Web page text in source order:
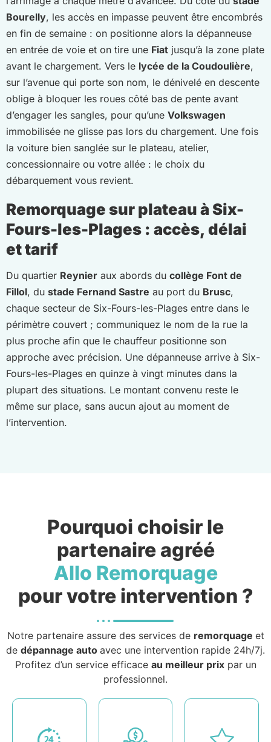
Bourelly, les accès en impasse peuvent être encombrés
en fin de semaine : on positionne alors la dépanneuse
en entrée de voie et on tire une Fiat jusqu’à la zone plate
avant le chargement. Vers le lycée de la Coudoulière,
sur l’avenue qui porte son nom, le dénivelé en descente
oblige à bloquer les roues côté bas de pente avant
d’engager les sangles, pour qu’une Volkswagen
immobilisée ne glisse pas lors du chargement. Une fois
la voiture bien sanglée sur le plateau, atelier,
concessionnaire ou votre allée : le choix du
débarquement vous revient.
Remorquage sur plateau à Six-
Fours-les-Plages : accès, délai
et tarif
Du quartier Reynier aux abords du collège Font de
Fillol, du stade Fernand Sastre au port du Brusc,
chaque secteur de Six-Fours-les-Plages entre dans le
périmètre couvert ; communiquez le nom de la rue la
plus proche afin que le chauffeur positionne son
approche avec précision. Une dépanneuse arrive à Six-
Fours-les-Plages en quinze à vingt minutes dans la
plupart des situations. Le montant convenu reste le
même sur place, sans aucun ajout au moment de
l’intervention.
Pourquoi choisir le
partenaire agréé
Allo Remorquage
pour votre intervention ?
Notre partenaire assure des services de remorquage et
de dépannage auto avec une intervention rapide 24h/7j.
Profitez d’un service efficace au meilleur prixpar un
professionnel.